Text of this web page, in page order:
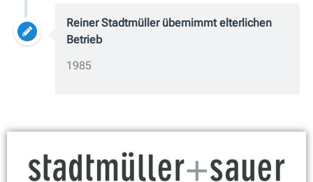
Reiner Stadtmüller übernimmt elterlichen
Betrieb
1985